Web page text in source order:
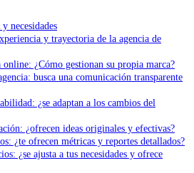
necesidades
y trayectoria de la agencia de
¿Cómo gestionan su propia marca?
busca una comunicación transparente
¿se adaptan a los cambios del
¿ofrecen ideas originales y efectivas?
¿te ofrecen métricas y reportes detallados?
¿se ajusta a tus necesidades y ofrece